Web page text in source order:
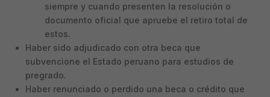
siempre y cuando presenten la resolución o
documento oficial que apruebe el retiro total de
estos.
Haber sido adjudicado con otra beca que
subvencione el Estado peruano para estudios de
pregrado.
Haber renunciado o perdido una beca o crédito que